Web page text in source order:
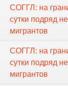
СОГГЛ: на
сутки подряд
мигрантов
СОГГЛ: на
сутки подряд
мигрантов